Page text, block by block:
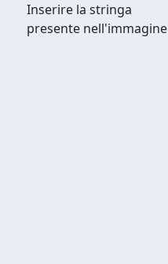
Inserire la stringa
presente nell'immagine